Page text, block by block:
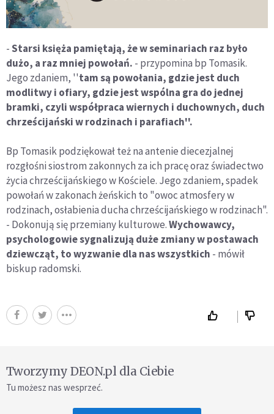
-Starsi księża pamiętają, że w seminariach raz było
dużo, a raz mniej powołań. - przypomina bp Tomasik.
Jego zdaniem, ''tam są powołania, gdzie jest duch
modlitwy i ofiary, gdzie jest wspólna gra do jednej
bramki, czyli współpraca wiernych i duchownych, duch
chrześcijański w rodzinach i parafiach''.
Bp Tomasik podziękował też na antenie diecezjalnej
rozgłośni siostrom zakonnych za ich pracę oraz świadectwo
życia chrześcijańskiego w Kościele. Jego zdaniem, spadek
powołań w zakonach żeńskich to "owoc atmosfery w
rodzinach, osłabienia ducha chrześcijańskiego w rodzinach".
- Dokonują się przemiany kulturowe.Wychowawcy,
psychologowie sygnalizują duże zmiany w postawach
dziewcząt, to wyzwanie dla nas wszystkich - mówił
biskup radomski.
Tworzymy DEON.pl dla Ciebie
Tu możesz nas wesprzeć.